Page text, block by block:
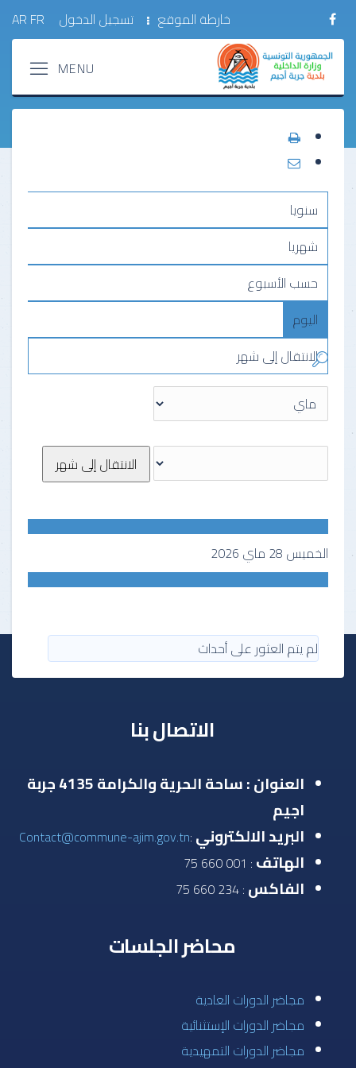
FR
AR خارطة الموقع تسجيل الدخول
سنويا
شهريا
حسب الأسبوع
اليوم
الانتقال إلى شهر
الانتقال إلى شهر
الخميس 28 ماي 2026
لم يتم العثور على أحداث
الاتصال بنا
العنوان : ساحة الحرية والكرامة 4135 جربة
اجيم
البريد الالكتروني :
Contact@commune-ajim.gov.tn
الهاتف : 001 660 75
الفاكس : 234 660 75
محاضر الجلسات
مجاضر الدورات العادية
مجاضر الدورات الإستثنائية
مجاضر الدورات التمهيدية